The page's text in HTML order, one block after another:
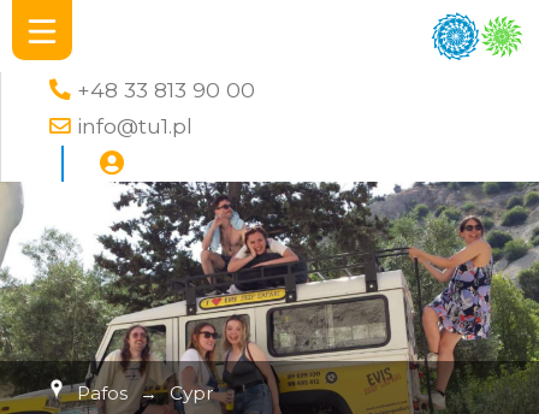
+48 33 813 90 00
info@tu1.pl
Pafos → Cypr